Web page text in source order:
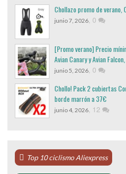
Chollazo promo de verano,
junio 7, 2026, 0
[Promo verano] Precio
Avian Canary y Avian
junio 5, 2026, 0
Chollo! Pack 2 cubiertas
borde marrón a 37€
junio 4, 2026, 12
Top 10 ciclismo Aliexpress